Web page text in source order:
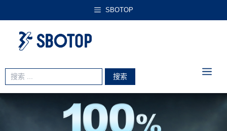
SBOTOP
菜
Search
for: